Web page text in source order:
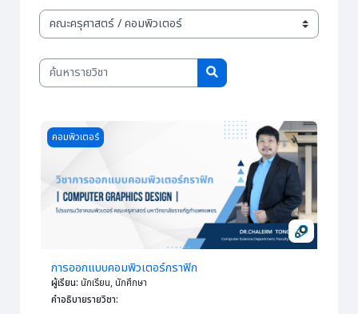
ประเภทของรายวิชา
ค้นหารายวิชา
ค้นหารายวิชา
Course image การออกแบบคอมพิวเตอร์กราฟิก
คอมพิวเตอร์
การออกแบบคอมพิวเตอร์กราฟิก
ผู้เรียน: นักเรียน, นักศึกษา
คำอธิบายรายวิชา: